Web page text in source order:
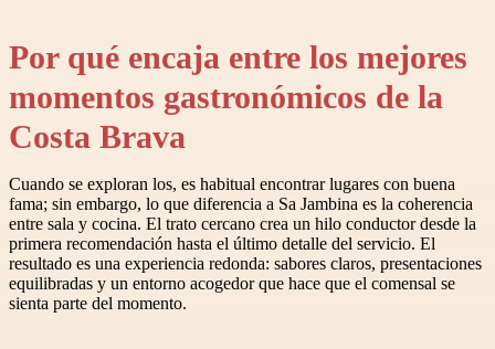
Por qué encaja entre los mejores
momentos gastronómicos de la
Costa Brava
Cuando se exploran los, es habitual encontrar lugares con buena
fama; sin embargo, lo que diferencia a Sa Jambina es la coherencia
entre sala y cocina. El trato cercano crea un hilo conductor desde la
primera recomendación hasta el último detalle del servicio. El
resultado es una experiencia redonda: sabores claros, presentaciones
equilibradas y un entorno acogedor que hace que el comensal se
sienta parte del momento.